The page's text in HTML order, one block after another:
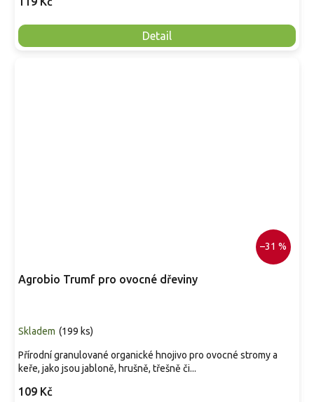
Detail
–31 %
Agrobio Trumf pro ovocné dřeviny
Skladem (199 ks)
109 Kč
Přírodní granulované organické hnojivo pro ovocné stromy a
keře, jako jsou jabloně, hrušně, třešně či...